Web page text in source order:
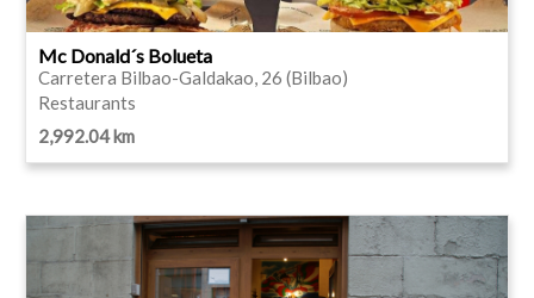
Mc Donald´s Bolueta
Carretera Bilbao-Galdakao, 26 (Bilbao)
Restaurants
2,992.04 km